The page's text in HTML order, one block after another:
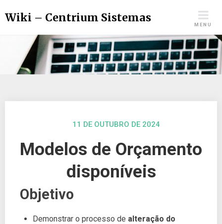
Wiki – Centrium Sistemas
MENU
11 DE OUTUBRO DE 2024
Modelos de Orçamento
disponíveis
Objetivo
Demonstrar o processo de alteração do